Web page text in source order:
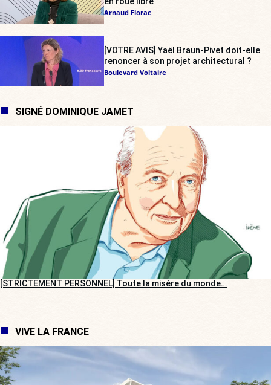
Arnaud Florac
[VOTRE AVIS] Yaël Braun-Pivet doit-elle
renoncer à son projet architectural ?
Boulevard Voltaire
SIGNÉ DOMINIQUE JAMET
[STRICTEMENT PERSONNEL] Toute la misère du monde…
VIVE LA FRANCE